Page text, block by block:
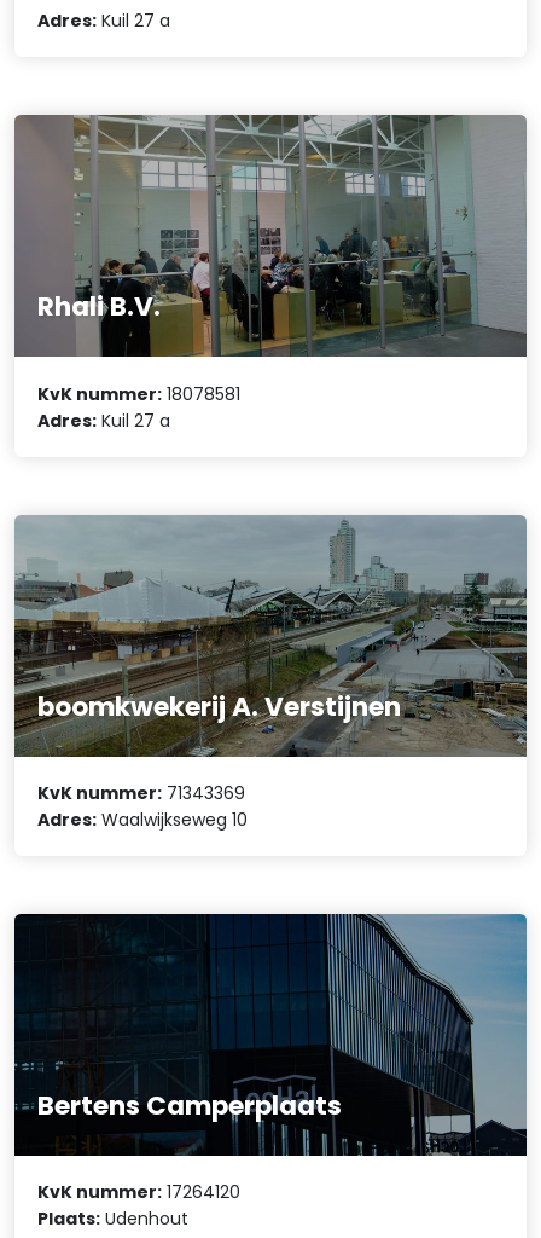
Adres: Kuil 27 a
Rhali B.V.
KvK nummer: 18078581
Adres: Kuil 27 a
boomkwekerij A. Verstijnen
KvK nummer: 71343369
Adres: Waalwijkseweg 10
Bertens Camperplaats
KvK nummer: 17264120
Plaats: Udenhout